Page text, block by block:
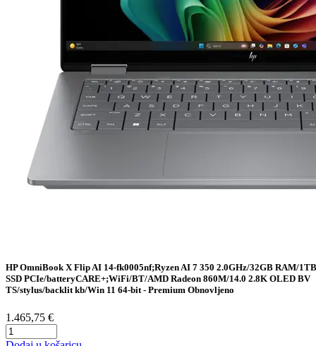
HP OmniBook X Flip AI 14-fk0005nf;Ryzen AI 7 350 2.0GHz/32GB RAM/1TB
SSD PCIe/batteryCARE+;WiFi/BT/AMD Radeon 860M/14.0 2.8K OLED BV
TS/stylus/backlit kb/Win 11 64-bit - Premium Obnovljeno
1.465,75 €